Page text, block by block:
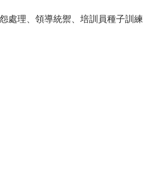
處理、領導統禦、培訓員種子訓練